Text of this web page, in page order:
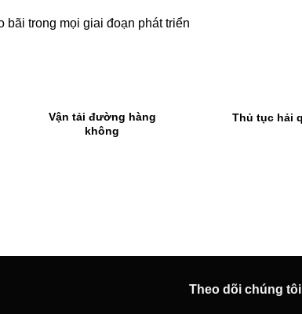
bãi trong mọi giai đoạn phát triển
Thủ tục hải quan Vận tải nội địa
Theo dõi chúng tôi